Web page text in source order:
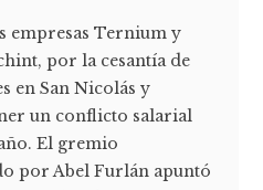
empresas Ternium y
por la cesantía de
en San Nicolás y
un conflicto salarial
El gremio
por Abel Furlán apuntó